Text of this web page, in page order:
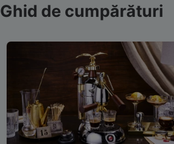
Ghid de cumpărături